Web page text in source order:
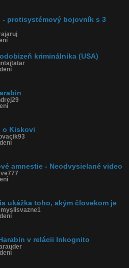
- protisystémový bojovník s 3
kriminálnika (USA)
o Kiskovi
amnestie - Neodvysielané video
ukážka toho, akým človekom je
v relácii Inkognito